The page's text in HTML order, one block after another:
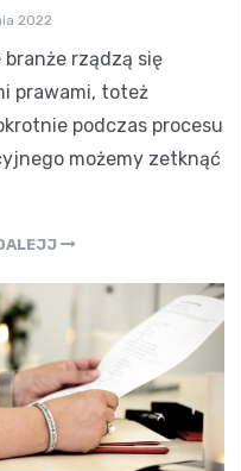
2022
branże rządzą się
prawami, toteż
podczas procesu
możemy zetknąć